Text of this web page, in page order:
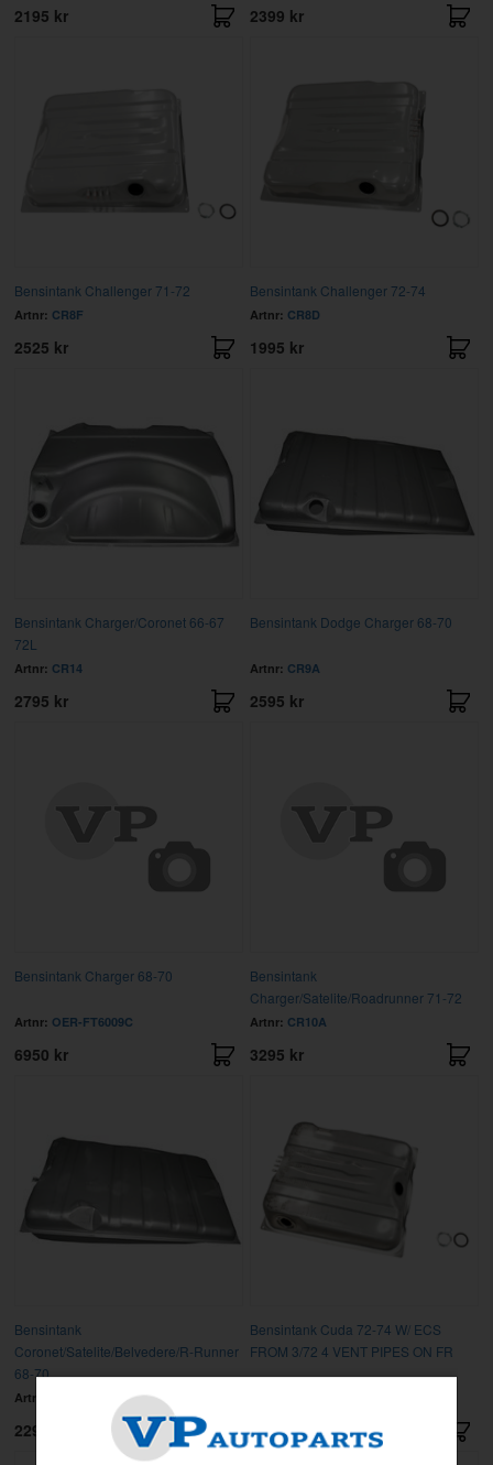
2195 kr 2399 kr
Bensintank Challenger 71-72
Artnr: CR8F
2525 kr
Bensintank Challenger 72-74
Artnr: CR8D
1995 kr
Bensintank Charger/Coronet 66-67
72L
Artnr: CR14
2795 kr
Bensintank Dodge Charger 68-70
Artnr: CR9A
2595 kr
Bensintank Charger 68-70
Artnr: OER-FT6009C
6950 kr
Bensintank
Charger/Satelite/Roadrunner 71-72
Artnr: CR10A
3295 kr
Bensintank
Coronet/Satelite/Belvedere/R-Runner
68-70
Artnr:
2299 kr
Bensintank Cuda 72-74 W/ ECS
FROM 3/72 4 VENT PIPES ON FR
2295 kr